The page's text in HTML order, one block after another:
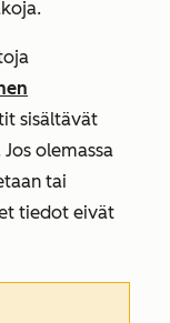
sisältävät
olemassa
tai
tiedot eivät